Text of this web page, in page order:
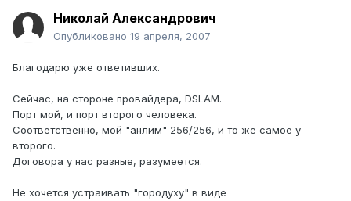
Николай Александрович
Опубликовано 19 апреля, 2007
Благодарю уже ответивших.
Сейчас, на стороне провайдера, DSLAM.
Порт мой, и порт второго человека.
Соответственно, мой "анлим" 256/256, и то же самое у
второго.
Договора у нас разные, разумеется.
Не хочется устраивать "городуху" в виде